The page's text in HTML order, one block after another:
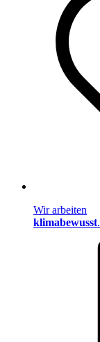
Wir arbeiten
klimabewusst.